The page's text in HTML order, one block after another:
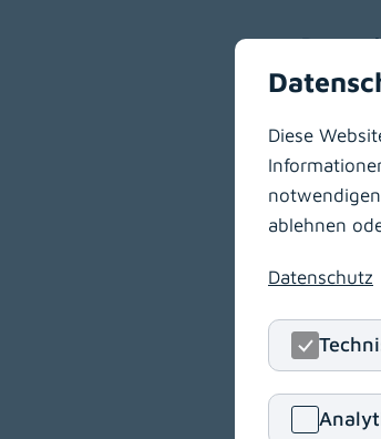
Mag.
Diese
ablehnen
Datenschutz